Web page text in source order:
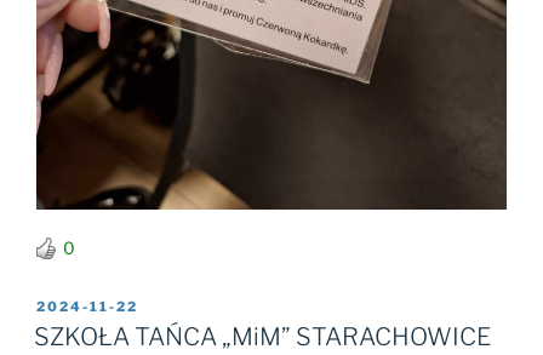
0
2024-11-22
SZKOŁA TAŃCA „MiM” STARACHOWICE